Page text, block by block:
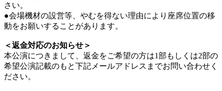
さい。
●会場機材の設営等、やむを得ない理由により座席位置の移
動をお願いすることがあります。
＜返金対応のお知らせ＞
本公演につきまして、返金をご希望の方は1部もしくは2部の
希望公演記載のもと下記メールアドレスまでお問い合わせく
ださい。